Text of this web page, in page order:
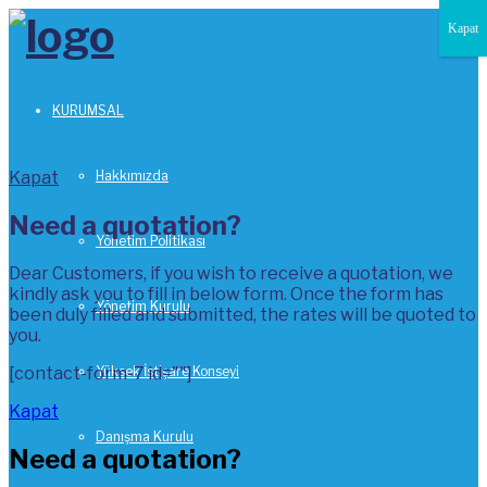
KURUMSAL
Hakkımızda
Yönetim Politikası
Yönetim Kurulu
Yüksek İstişare Konseyi
Danışma Kurulu
Kapat
Need a quotation?
Dear Customers, if you wish to receive a quotation, we
kindly ask you to fill in below form. Once the form has
been duly filled and submitted, the rates will be quoted to
you.
[contact-form-7 id=""]
Kapat
Need a quotation?
Kapat